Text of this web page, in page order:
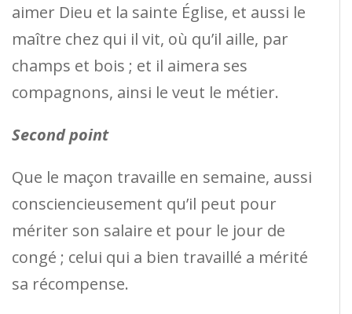
aimer Dieu et la sainte Église, et aussi le
maître chez qui il vit, où qu’il aille, par
champs et bois ; et il aimera ses
compagnons, ainsi le veut le métier.
Second point
Que le maçon travaille en semaine, aussi
consciencieusement qu’il peut pour
mériter son salaire et pour le jour de
congé ; celui qui a bien travaillé a mérité
sa récompense.